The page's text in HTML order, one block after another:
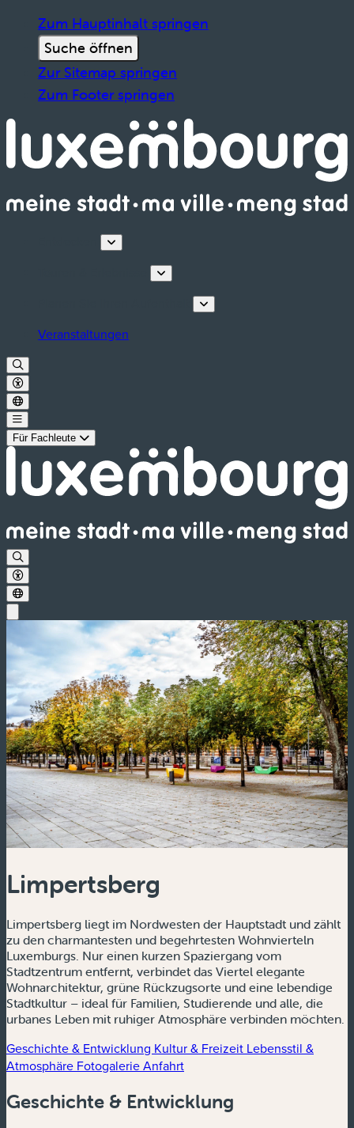
Zum Hauptinhalt springen
Suche öffnen
Zur Sitemap springen
Zum Footer springen
Veranstaltungen
Für Fachleute
Limpertsberg
Limpertsberg liegt im Nordwesten der Hauptstadt und zählt
zu den charmantesten und begehrtesten Wohnvierteln
Luxemburgs. Nur einen kurzen Spaziergang vom
Stadtzentrum entfernt, verbindet das Viertel elegante
Wohnarchitektur, grüne Rückzugsorte und eine lebendige
Stadtkultur – ideal für Familien, Studierende und alle, die
urbanes Leben mit ruhiger Atmosphäre verbinden möchten.
Geschichte & Entwicklung Kultur & Freizeit Lebensstil &
Atmosphäre FotogalerieAnfahrt
Geschichte & Entwicklung